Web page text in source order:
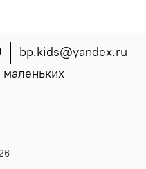
bp.kids@yandex.ru